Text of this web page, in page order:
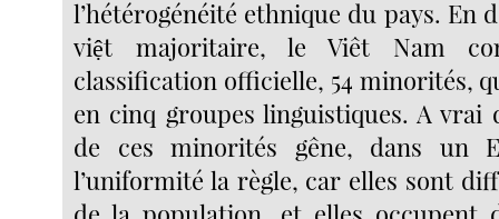
l’hétérogénéité ethnique du pays. En
việt majoritaire, le Viêt Nam
classification officielle, 54 minorités,
en cinq groupes linguistiques. A vrai
de ces minorités gêne, dans un
l’uniformité la règle, car elles sont